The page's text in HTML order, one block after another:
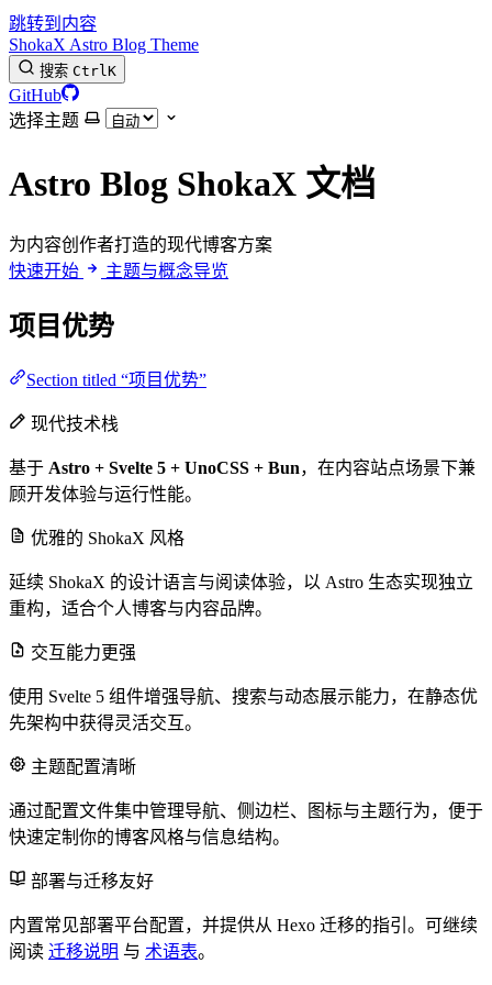
跳转到内容
ShokaX Astro Blog Theme
搜索 CtrlK
GitHub
选择主题
Astro Blog ShokaX 文档
为内容创作者打造的现代博客方案
快速开始
主题与概念导览
项目优势
Section titled “项目优势”
现代技术栈
基于 Astro + Svelte 5 + UnoCSS + Bun，在内容站点场景下兼
顾开发体验与运行性能。
优雅的 ShokaX 风格
延续 ShokaX 的设计语言与阅读体验，以 Astro 生态实现独立
重构，适合个人博客与内容品牌。
交互能力更强
使用 Svelte 5 组件增强导航、搜索与动态展示能力，在静态优
先架构中获得灵活交互。
主题配置清晰
通过配置文件集中管理导航、侧边栏、图标与主题行为，便于
快速定制你的博客风格与信息结构。
部署与迁移友好
内置常见部署平台配置，并提供从 Hexo 迁移的指引。可继续
阅读 迁移说明 与 术语表。